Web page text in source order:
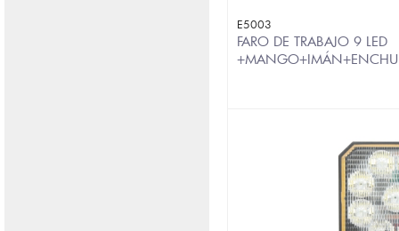
E5003
FARO DE TRABAJO 9 LED